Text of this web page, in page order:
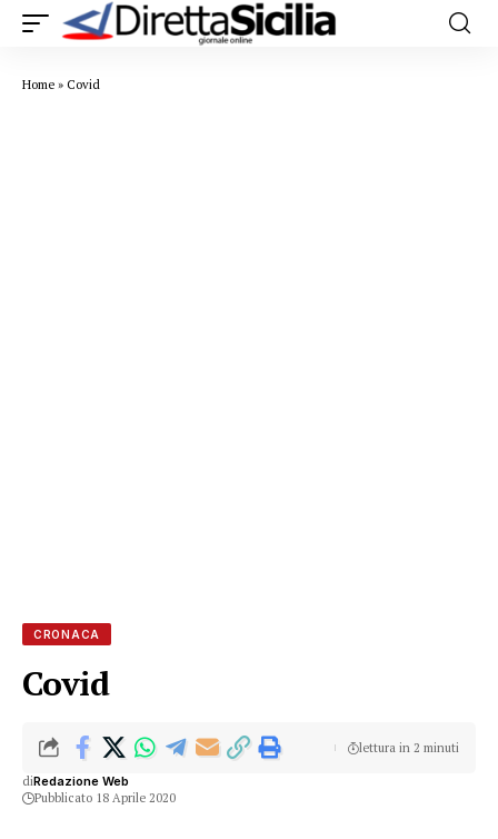
Home » Covid
CRONACA
Covid
diRedazione Web
Pubblicato 18 Aprile 2020
lettura in 2 minuti